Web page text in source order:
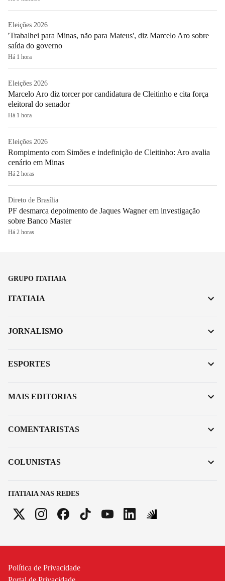
Eleições 2026
'Trabalhei para Minas, não para Mateus', diz Marcelo Aro sobre
saída do governo
Há 1 hora
Eleições 2026
Marcelo Aro diz torcer por candidatura de Cleitinho e cita força
eleitoral do senador
Há 1 hora
Eleições 2026
Rompimento com Simões e indefinição de Cleitinho: Aro avalia
cenário em Minas
Há 2 horas
Direto de Brasília
PF desmarca depoimento de Jaques Wagner em investigação
sobre Banco Master
Há 2 horas
GRUPO ITATIAIA
ITATIAIA NAS REDES
ITATIAIA
JORNALISMO
ESPORTES
MAIS EDITORIAS
COMENTARISTAS
COLUNISTAS
Política de Privacidade